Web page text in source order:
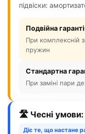
підвіски:
Подвійна
При комплексній
пружин
Стандартна
При заміні пари
🛣️ Чесні умови:
Діє те, що настане